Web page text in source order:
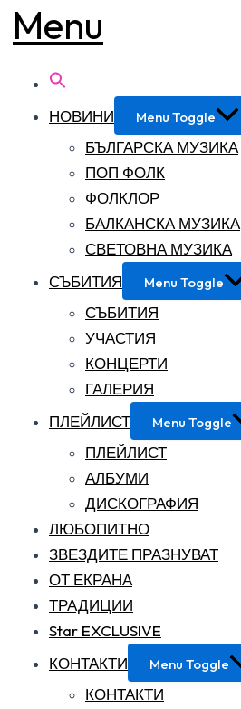
Menu
НОВИНИ Menu Toggle
БЪЛГАРСКА МУЗИКА
ПОП ФОЛК
ФОЛКЛОР
БАЛКАНСКА МУЗИКА
СВЕТОВНА МУЗИКА
СЪБИТИЯ
Menu Toggle
СЪБИТИЯ
УЧАСТИЯ
КОНЦЕРТИ
ГАЛЕРИЯ
ПЛЕЙЛИСТ
Menu Toggle
ПЛЕЙЛИСТ
АЛБУМИ
ДИСКОГРАФИЯ
ЛЮБОПИТНО
ЗВЕЗДИТЕ ПРАЗНУВАТ
ОТ ЕКРАНА
ТРАДИЦИИ
Star EXCLUSIVE
КОНТАКТИ
Menu Toggle
КОНТАКТИ